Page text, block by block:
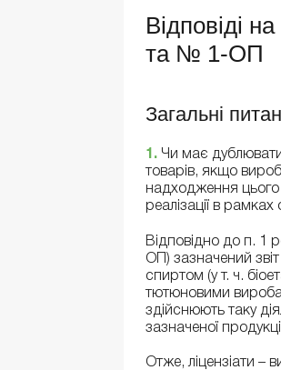
Відповіді
та № 1-ОП
Загальні
1. Чи має
товарів, якщо
надходження цього
реалізації в рамках
Відповідно до п. 1
ОП) зазначений звіт
спиртом (у т. ч.
тютюновими
здійснюють таку
зазначеної
Отже, ліцензіати –